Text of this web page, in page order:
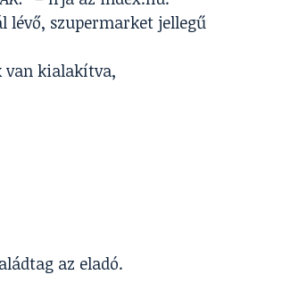
lévő, szupermarket jellegű
van kialakítva,
az eladó.